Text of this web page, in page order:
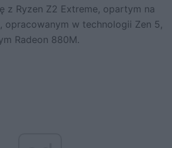
z Ryzen Z2 Extreme, opartym na
opracowanym w technologii Zen 5,
Radeon 880M.